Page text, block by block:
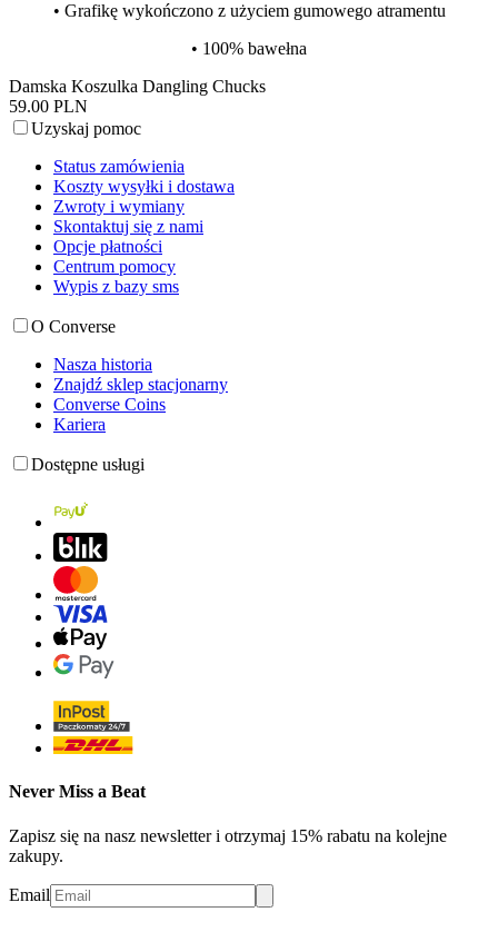
• Grafikę wykończono z użyciem gumowego atramentu
• 100% bawełna
Damska Koszulka Dangling Chucks
59.00 PLN
Uzyskaj pomoc
Status zamówienia
Koszty wysyłki i dostawa
Zwroty i wymiany
Skontaktuj się z nami
Opcje płatności
Centrum pomocy
Wypis z bazy sms
O Converse
Nasza historia
Znajdź sklep stacjonarny
Converse Coins
Kariera
Dostępne usługi
Never Miss a Beat
Zapisz się na nasz newsletter i otrzymaj 15% rabatu na kolejne
zakupy.
Email